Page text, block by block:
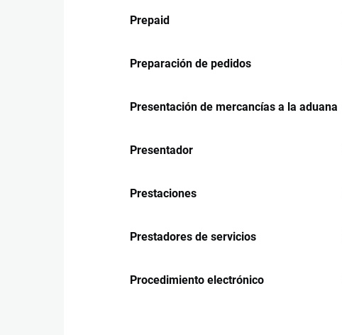
Prepaid
Preparación de pedidos
Presentación de mercancías a la aduana
Presentador
Prestaciones
Prestadores de servicios
Procedimiento electrónico